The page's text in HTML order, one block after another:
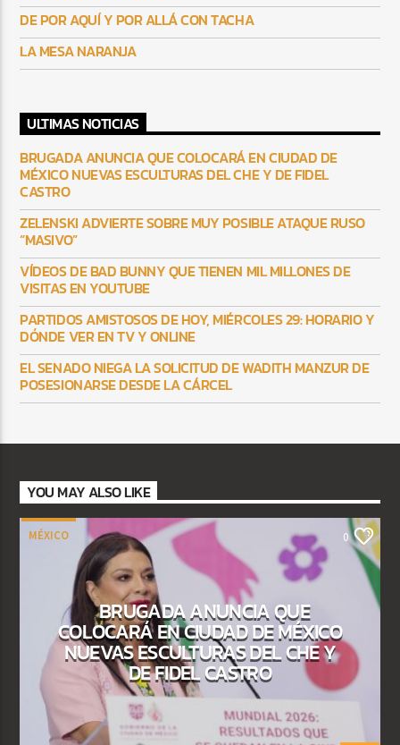
DE POR AQUÍ Y POR ALLÁ CON TACHA
LA MESA NARANJA
ULTIMAS NOTICIAS
BRUGADA ANUNCIA QUE COLOCARÁ EN CIUDAD DE
MÉXICO NUEVAS ESCULTURAS DEL CHE Y DE FIDEL
CASTRO
ZELENSKI ADVIERTE SOBRE MUY POSIBLE ATAQUE RUSO
“MASIVO”
VÍDEOS DE BAD BUNNY QUE TIENEN MIL MILLONES DE
VISITAS EN YOUTUBE
PARTIDOS AMISTOSOS DE HOY, MIÉRCOLES 29: HORARIO Y
DÓNDE VER EN TV Y ONLINE
EL SENADO NIEGA LA SOLICITUD DE WADITH MANZUR DE
POSESIONARSE DESDE LA CÁRCEL
YOU MAY ALSO LIKE
MÉXICO 0
BRUGADA ANUNCIA QUE
COLOCARÁ EN CIUDAD DE MÉXICO
NUEVAS ESCULTURAS DEL CHE Y
DE FIDEL CASTRO